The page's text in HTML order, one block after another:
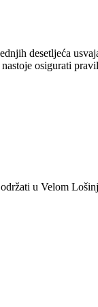
desetljeća
osigurati
u Velom